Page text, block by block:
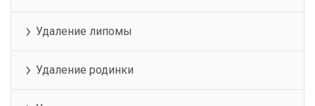
Удаление липомы
Удаление родинки